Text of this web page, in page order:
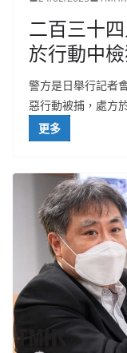
二百三十
於行動中
警方是日舉行記者
惡行動被捕，處方
更多